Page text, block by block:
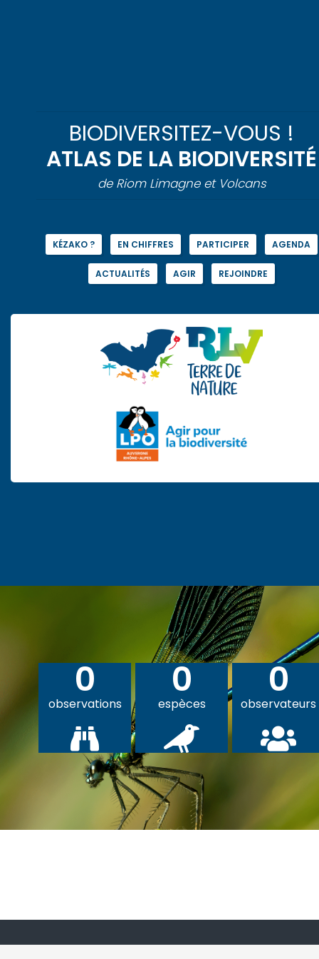
BIODIVERSITEZ-VOUS !
ATLAS DE LA BIODIVERSITÉ
de Riom Limagne et Volcans
KÉZAKO ? EN CHIFFRES PARTICIPER AGENDA
ACTUALITÉS AGIR REJOINDRE
0
observations
0
espèces
0
observateurs